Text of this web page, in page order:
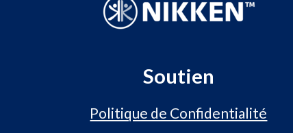
Soutien
Politique de Confidentialité